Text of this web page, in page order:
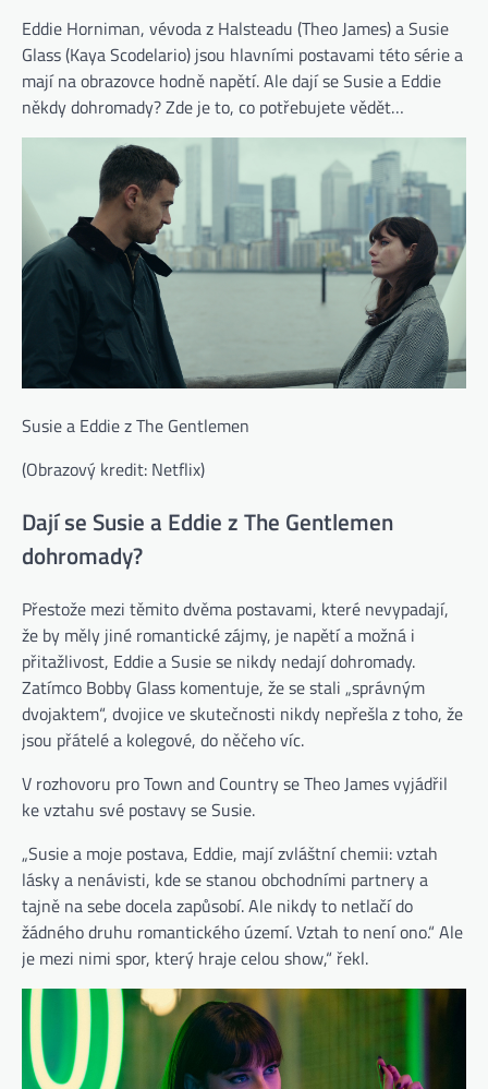
Eddie Horniman, vévoda z Halsteadu (Theo James) a Susie
Glass (Kaya Scodelario) jsou hlavními postavami této série a
mají na obrazovce hodně napětí. Ale dají se Susie a Eddie
někdy dohromady? Zde je to, co potřebujete vědět…
Susie a Eddie z The Gentlemen
(Obrazový kredit: Netflix)
Dají se Susie a Eddie z The Gentlemen
dohromady?
Přestože mezi těmito dvěma postavami, které nevypadají,
že by měly jiné romantické zájmy, je napětí a možná i
přitažlivost, Eddie a Susie se nikdy nedají dohromady.
Zatímco Bobby Glass komentuje, že se stali „správným
dvojaktem“, dvojice ve skutečnosti nikdy nepřešla z toho, že
jsou přátelé a kolegové, do něčeho víc.
V rozhovoru pro Town and Country se Theo James vyjádřil
ke vztahu své postavy se Susie.
„Susie a moje postava, Eddie, mají zvláštní chemii: vztah
lásky a nenávisti, kde se stanou obchodními partnery a
tajně na sebe docela zapůsobí. Ale nikdy to netlačí do
žádného druhu romantického území. Vztah to není ono.“ Ale
je mezi nimi spor, který hraje celou show,“ řekl.